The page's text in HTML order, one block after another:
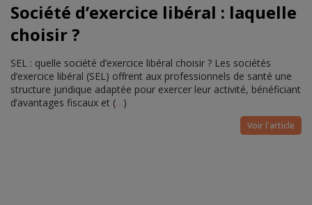
Société d’exercice libéral : laquelle
choisir ?
SEL : quelle société d’exercice libéral choisir ? Les sociétés
d’exercice libéral (SEL) offrent aux professionnels de santé une
structure juridique adaptée pour exercer leur activité, bénéficiant
d’avantages fiscaux et (…)
Voir l'article